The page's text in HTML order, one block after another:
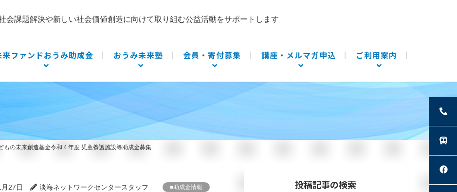
会課題解決や新しい社会価値創造に向けて取り組む公益活動をサポートします
来ファンドおうみ助成金 おうみ未来塾 会員・寄付募集 講座・メルマガ申込 ご利用案内
もの未来創造基金令和４年度 児童養護施設等助成金募集
27日 淡海ネットワークセンタースタッフ ■助成金情報 投稿記事の検索